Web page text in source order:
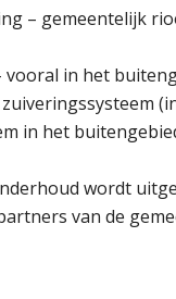
– gemeentelijk
vooral in het
in het
wordt
van de